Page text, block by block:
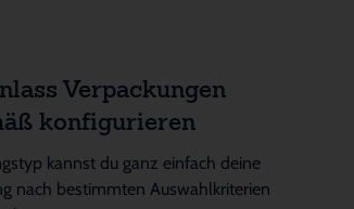
Verpackungen
konfigurieren
kannst du ganz einfach deine
nach bestimmten Auswahlkriterien